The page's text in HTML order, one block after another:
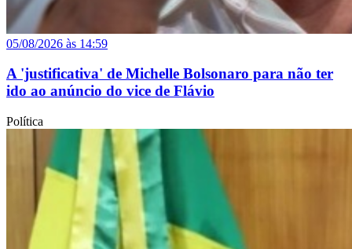
05/08/2026 às 14:59
A 'justificativa' de Michelle Bolsonaro para não ter
ido ao anúncio do vice de Flávio
Política